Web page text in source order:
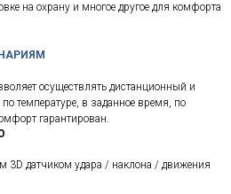
на охрану и многое другое для комфорта
осуществлять дистанционный и
температуре, в заданное время, по
гарантирован.
3D датчиком удара / наклона / движения